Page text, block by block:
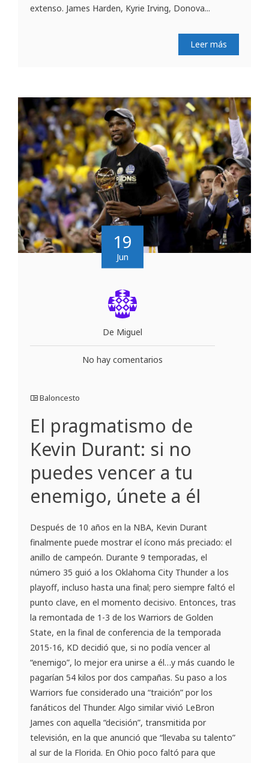
extenso. James Harden, Kyrie Irving, Donova...
Leer más
19
Jun
De Miguel
No hay comentarios
Baloncesto
El pragmatismo de
Kevin Durant: si no
puedes vencer a tu
enemigo, únete a él
Después de 10 años en la NBA, Kevin Durant
finalmente puede mostrar el ícono más preciado: el
anillo de campeón. Durante 9 temporadas, el
número 35 guió a los Oklahoma City Thunder a los
playoff, incluso hasta una final; pero siempre faltó el
punto clave, en el momento decisivo. Entonces, tras
la remontada de 1-3 de los Warriors de Golden
State, en la final de conferencia de la temporada
2015-16, KD decidió que, si no podía vencer al
“enemigo”, lo mejor era unirse a él…y más cuando le
pagarían 54 kilos por dos campañas. Su paso a los
Warriors fue considerado una “traición” por los
fanáticos del Thunder. Algo similar vivió LeBron
James con aquella “decisión”, transmitida por
televisión, en la que anunció que “llevaba su talento”
al sur de la Florida. En Ohio poco faltó para que